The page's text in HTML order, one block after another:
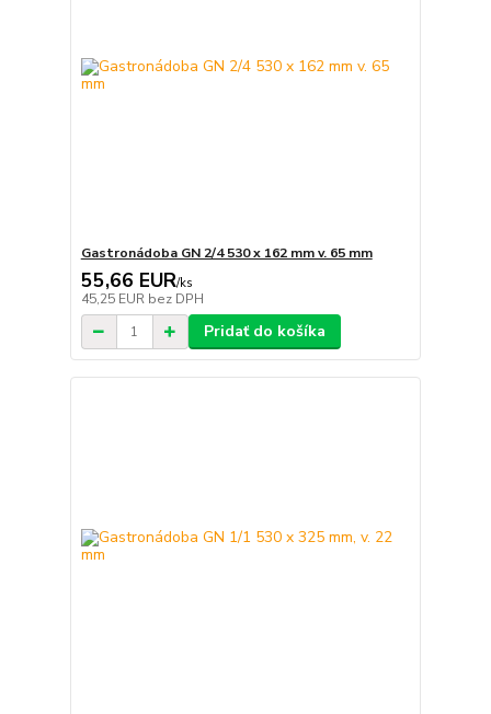
Gastronádoba GN 2/4 530 x 162 mm v. 65 mm
55,66 EUR/ks
45,25 EUR bez DPH
Pridať do košíka